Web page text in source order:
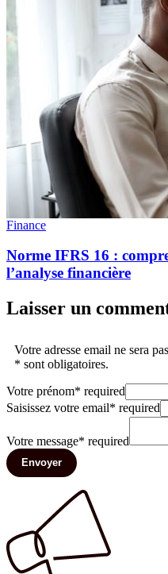
Finance
Norme IFRS 16 :
l’analyse financière
Laisser un
Votre adresse email ne sera
* sont obligatoires.
Votre prénom* required
Saisissez votre email* required
Votre message* required
Envoyer